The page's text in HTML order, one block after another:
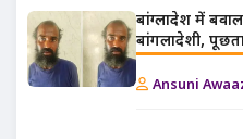
बांग्लादेश में
बांगलादेशी,
Ansuni